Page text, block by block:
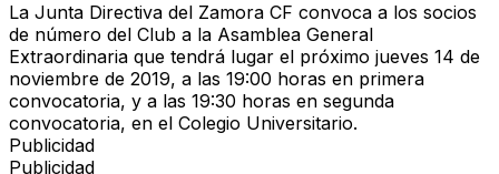
La Junta Directiva del Zamora CF convoca a los socios
de número del Club a la Asamblea General
Extraordinaria que tendrá lugar el próximo jueves 14 de
noviembre de 2019, a las 19:00 horas en primera
convocatoria, y a las 19:30 horas en segunda
convocatoria, en el Colegio Universitario.
Publicidad
Publicidad